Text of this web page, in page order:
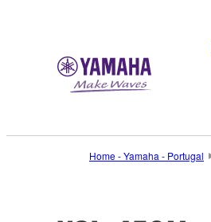
Home - Yamaha - Portugal